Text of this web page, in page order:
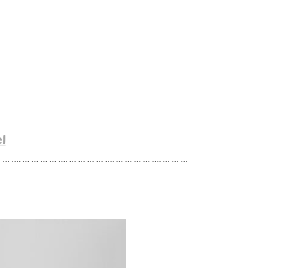
…. … … … … …. … … … … …. … … … … …. … … …